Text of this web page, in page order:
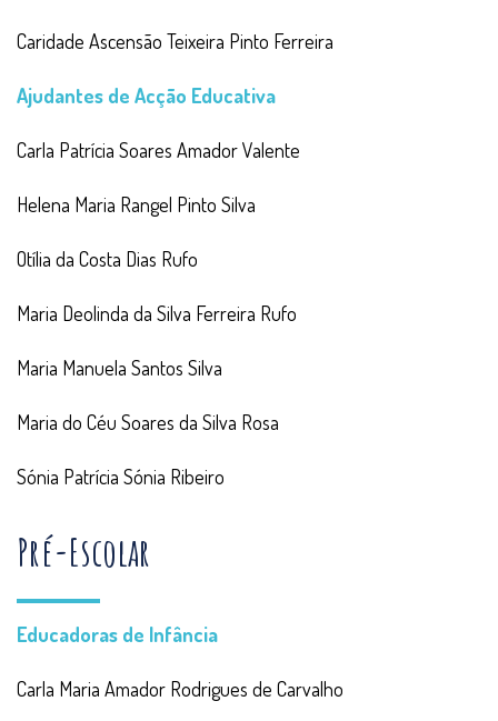
Caridade Ascensão Teixeira Pinto Ferreira
Ajudantes de Acção Educativa
Carla Patrícia Soares Amador Valente
Helena Maria Rangel Pinto Silva
Otília da Costa Dias Rufo
Maria Deolinda da Silva Ferreira Rufo
Maria Manuela Santos Silva
Maria do Céu Soares da Silva Rosa
Sónia Patrícia Sónia Ribeiro
Pré-Escolar
Educadoras de Infância
Carla Maria Amador Rodrigues de Carvalho